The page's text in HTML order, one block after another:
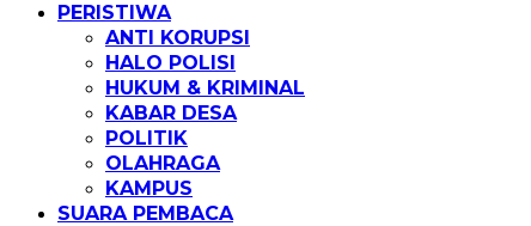
PERISTIWA
ANTI KORUPSI
HALO POLISI
HUKUM & KRIMINAL
KABAR DESA
POLITIK
OLAHRAGA
KAMPUS
SUARA PEMBACA